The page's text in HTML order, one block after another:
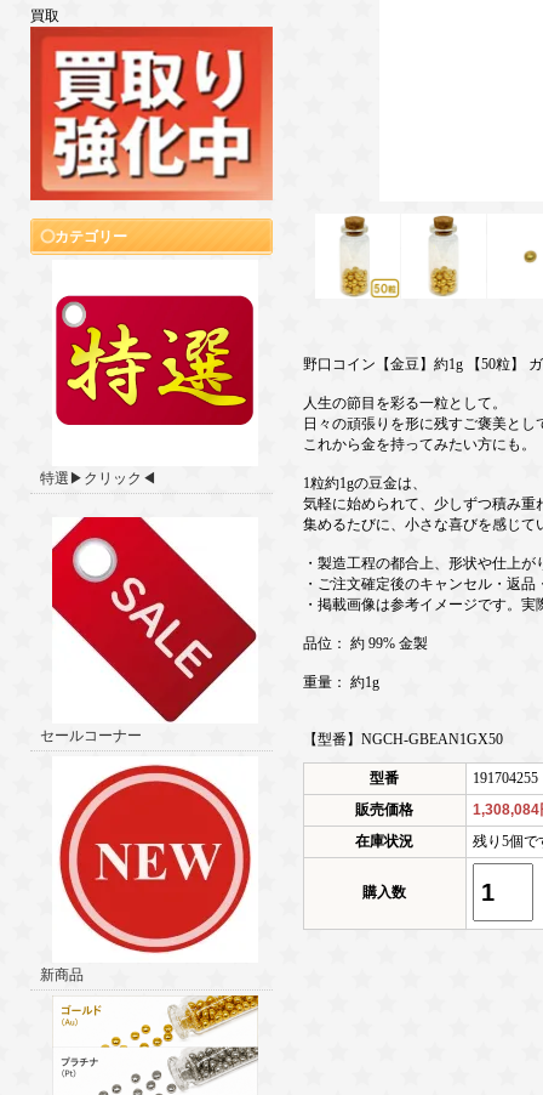
買取
カテゴリー
特選▶クリック◀
セールコーナー
新商品
野口コイン【金豆】約1g 【50粒】
人生の節目を彩る一粒として。
日々の頑張りを形に残すご褒美とし
これから金を持ってみたい方にも。
1粒約1gの豆金は、
気軽に始められて、少しずつ積み重
集めるたびに、小さな喜びを感じて
・製造工程の都合上、形状や仕上
・ご注文確定後のキャンセル・返
・掲載画像は参考イメージです。
品位： 約 99% 金製
重量： 約1g
【型番】NGCH-GBEAN1GX50
型番
191704255
販売価格
1,308,084
在庫状況
残り5個で
購入数